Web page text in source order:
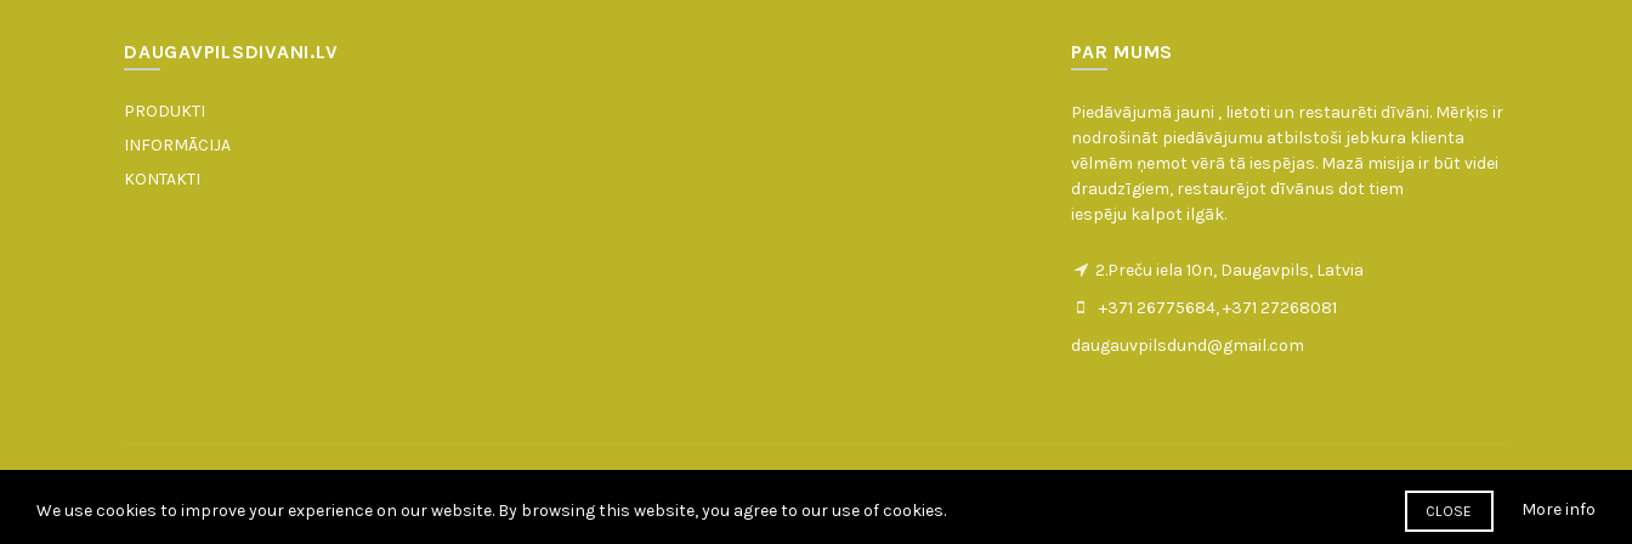
DAUGAVPILSDIVANI.LV
PRODUKTI
INFORMĀCIJA
KONTAKTI
PAR MUMS
Piedāvājumā jauni , lietoti un restaurēti dīvāni. Mērķis ir
nodrošināt piedāvājumu atbilstoši jebkura klienta
vēlmēm ņemot vērā tā iespējas. Mazā misija ir būt videi
draudzīgiem, restaurējot dīvānus dot tiem
iespēju kalpot ilgāk.
2.Preču iela 10n, Daugavpils, Latvia
+371 26775684, +371 27268081
daugauvpilsdund@gmail.com
Developed by Goldbird.lv
We use cookies to improve your experience on our website. By browsing this website, you agree to our use of cookies. CLOSE More info